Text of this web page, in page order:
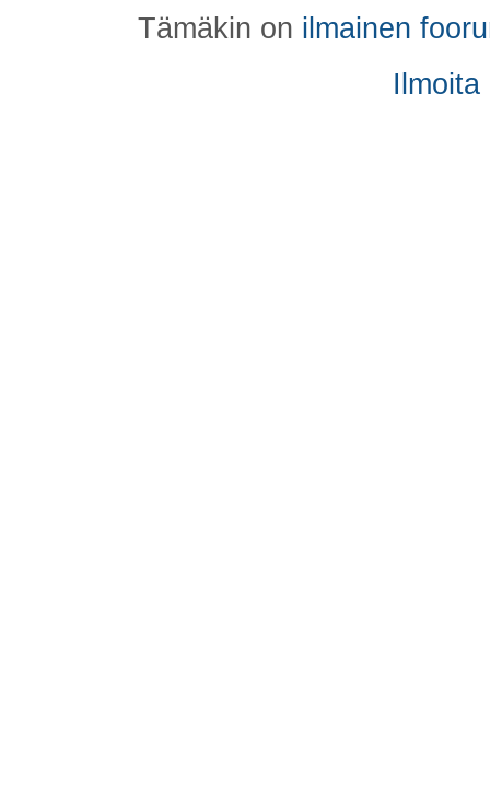
Tämäkin on ilmainen